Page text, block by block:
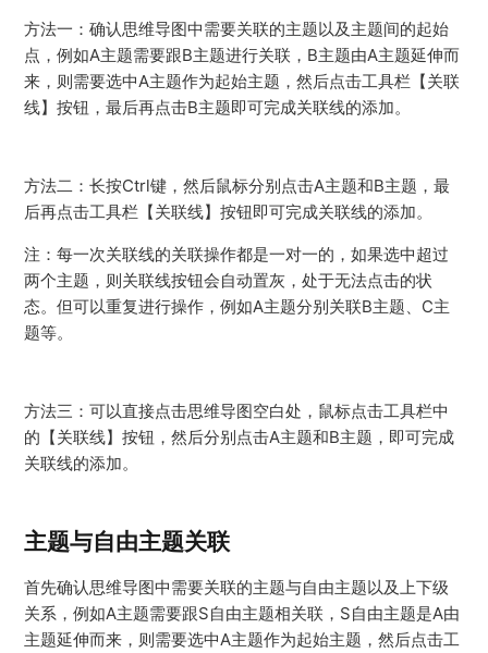
方法一：确认思维导图中需要关联的主题以及主题间的起始
点，例如A主题需要跟B主题进行关联，B主题由A主题延伸而
来，则需要选中A主题作为起始主题，然后点击工具栏【关联
线】按钮，最后再点击B主题即可完成关联线的添加。
方法二：长按Ctrl键，然后鼠标分别点击A主题和B主题，最
后再点击工具栏【关联线】按钮即可完成关联线的添加。
注：每一次关联线的关联操作都是一对一的，如果选中超过
两个主题，则关联线按钮会自动置灰，处于无法点击的状
态。但可以重复进行操作，例如A主题分别关联B主题、C主
题等。
方法三：可以直接点击思维导图空白处，鼠标点击工具栏中
的【关联线】按钮，然后分别点击A主题和B主题，即可完成
关联线的添加。
主题与自由主题关联
首先确认思维导图中需要关联的主题与自由主题以及上下级
关系，例如A主题需要跟S自由主题相关联，S自由主题是A由
主题延伸而来，则需要选中A主题作为起始主题，然后点击工